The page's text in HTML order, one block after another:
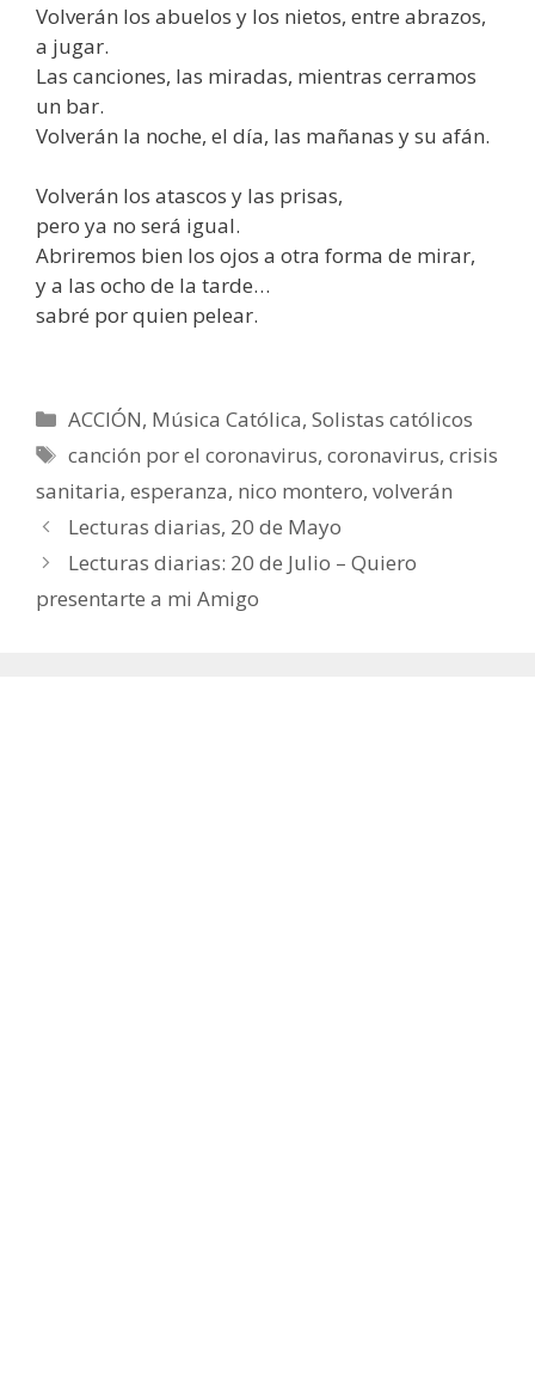
Volverán los abuelos y los nietos, entre abrazos,
a jugar.
Las canciones, las miradas, mientras cerramos
un bar.
Volverán la noche, el día, las mañanas y su afán.
Volverán los atascos y las prisas,
pero ya no será igual.
Abriremos bien los ojos a otra forma de mirar,
y a las ocho de la tarde…
sabré por quien pelear.
Categorías
ACCIÓN, Música Católica,Solistas católicos
Etiquetas
canción por el coronavirus,coronavirus,crisis
sanitaria, esperanza, nico montero, volverán
Lecturas diarias, 20 de Mayo
Lecturas diarias: 20 de Julio – Quiero
presentarte a mi Amigo